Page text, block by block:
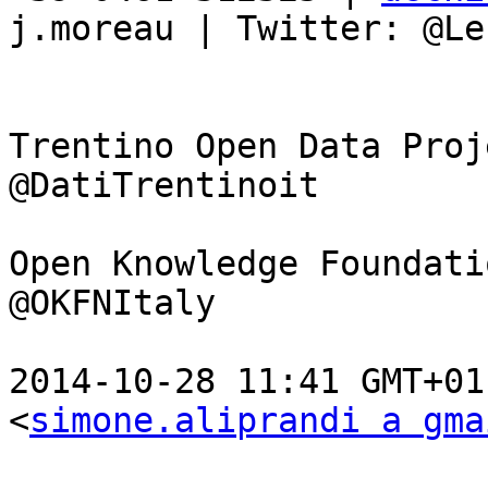
j.moreau | Twitter:
Trentino Open Data
@DatiTrentinoit
Open Knowledge
@OKFNItaly
2014-10-28 11:41
<simone.aliprandi a